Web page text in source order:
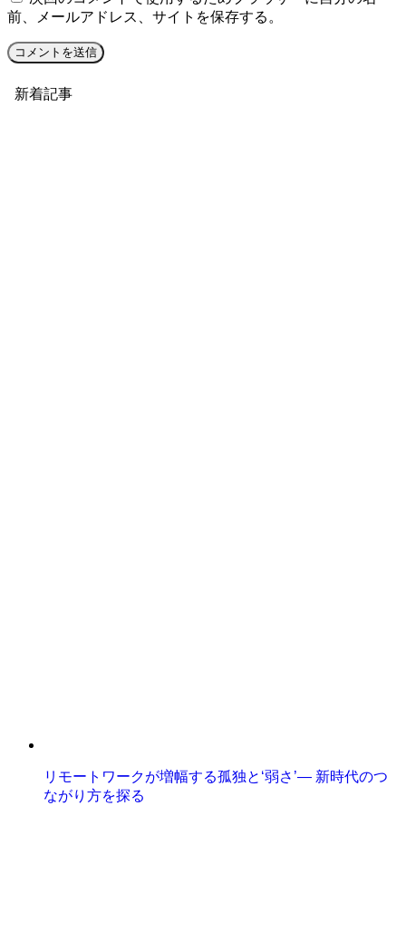
前、メールアドレス、サイトを保存する。
新着記事
リモートワークが増幅する孤独と‘弱さ’— 新時代のつ
ながり方を探る